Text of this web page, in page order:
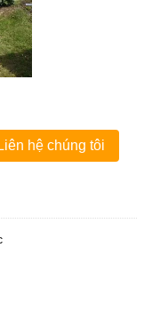
Liên hệ chúng tôi